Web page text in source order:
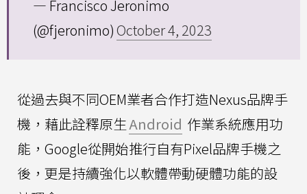
— Francisco Jeronimo
(@fjeronimo)October 4, 2023
從過去與不同OEM業者合作打造Nexus品牌手
機，藉此詮釋原生Android 作業系統應用功
能，Google從開始推行自有Pixel品牌手機之
後，更是持續強化以軟體帶動硬體功能的設